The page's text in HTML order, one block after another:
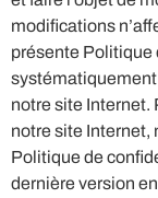
modifications
présente Politique
notre site Internet.
notre site Internet,
Politique de
dernière version